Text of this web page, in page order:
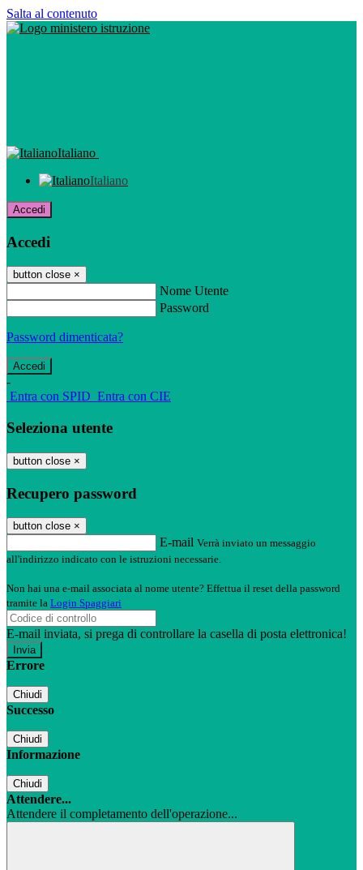
Salta al contenuto
Italiano
Italiano
Accedi
Accedi
button close ×
Nome Utente
Password
Password dimenticata?
-
Entra con SPID Entra con CIE
Seleziona utente
button close ×
Recupero password
button close ×
E-mail Verrà inviato un messaggio
all'indirizzo indicato con le istruzioni necessarie.
Non hai una e-mail associata al nome utente? Effettua il reset della password
tramite la Login Spaggiari
E-mail inviata, si prega di controllare la casella di posta elettronica!
Errore
Chiudi
Successo
Chiudi
Informazione
Chiudi
Attendere...
Attendere il completamento dell'operazione...